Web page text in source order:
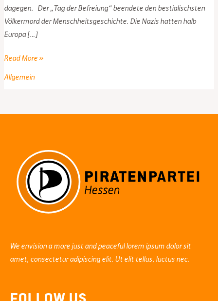
dagegen. Der „Tag der Befreiung“ beendete den bestialischsten
Völkermord der Menschheitsgeschichte. Die Nazis hatten halb
Europa […]
Piraten
unterstützen
Feiertag
machen!
Read More »
Allgemein
We envision a more just and peaceful lorem ipsum dolor sit
amet, consectetur adipiscing elit. Ut elit tellus, luctus nec.
Follow Us